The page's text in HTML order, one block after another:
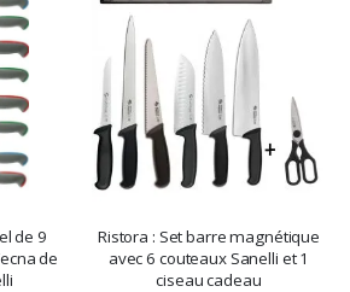
de 9
de
Ristora : Set barre magnétique
avec 6 couteaux Sanelli et 1
ciseau cadeau